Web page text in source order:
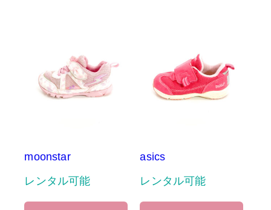
moonstar
レンタル可能
asics
レンタル可能